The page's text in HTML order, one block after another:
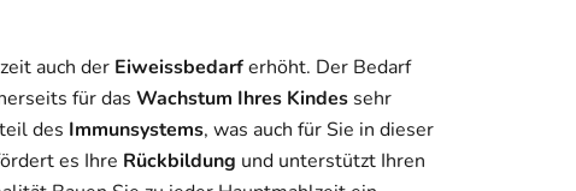
auch der Eiweissbedarferhöht. Der Bedarf
für dasWachstum Ihres Kindes sehr
des Immunsystems, was auch für Sie in dieser
es Ihre Rückbildung und unterstützt Ihren